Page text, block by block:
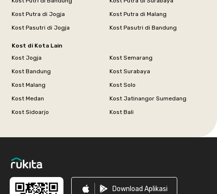
Kost Putra di Jogja
Kost Putra di Malang
Kost Pasutri di Jogja
Kost Pasutri di Bandung
Kost di Kota Lain
Kost Jogja
Kost Semarang
Kost Bandung
Kost Surabaya
Kost Malang
Kost Solo
Kost Medan
Kost Jatinangor Sumedang
Kost Sidoarjo
Kost Bali
Download Aplikasi